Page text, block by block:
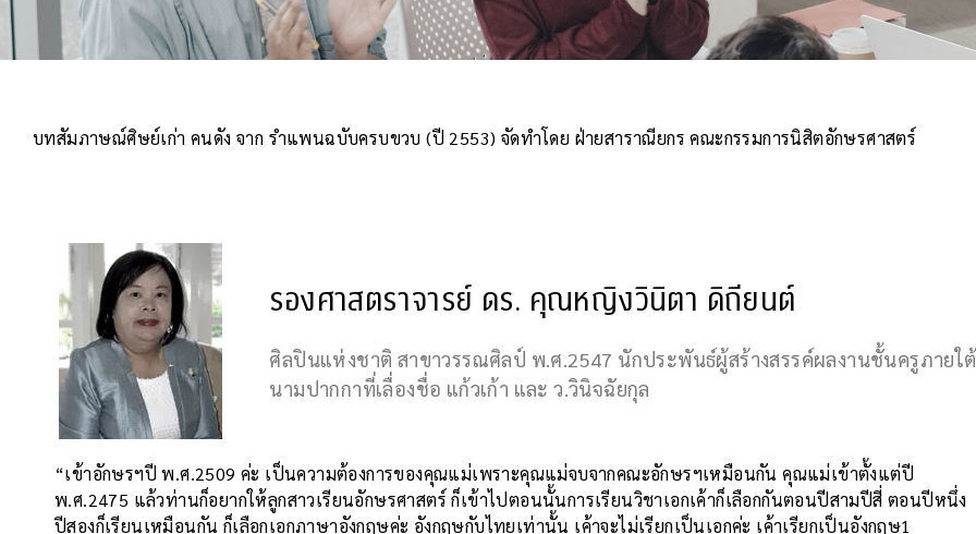
บทสัมภาษณ์ศิษย์เก่า คนดัง จาก รำแพนฉบับครบขวบ (ปี 2553) จัดทำโดย ฝ่ายสาราณียกร คณะกรรมการนิสิตอักษรศาสตร์
รองศาสตราจารย์ ดร. คุณหญิงวินิตา ดิถียนต์
ศิลปินแห่งชาติ สาขาวรรณศิลป์ พ.ศ.2547 นักประพันธ์ผู้สร้างสรรค์ผลงานชั้นครูภายใต้
นามปากกาที่เลื่องชื่อ แก้วเก้า และ ว.วินิจฉัยกุล
“เข้าอักษรฯปี พ.ศ.2509 ค่ะ เป็นความต้องการของคุณแม่เพราะคุณแม่จบจากคณะอักษรฯเหมือนกัน คุณแม่เข้าตั้งแต่ปี
พ.ศ.2475 แล้วท่านก็อยากให้ลูกสาวเรียนอักษรศาสตร์ ก็เข้าไปตอนนั้นการเรียนวิชาเอกเค้าก็เลือกกันตอนปีสามปีสี่ ตอนปีหนึ่ง
ปีสองก็เรียนเหมือนกัน ก็เลือกเอกภาษาอังกฤษค่ะ อังกฤษกับไทยเท่านั้น เค้าจะไม่เรียกเป็นเอกค่ะ เค้าเรียกเป็นอังกฤษ1